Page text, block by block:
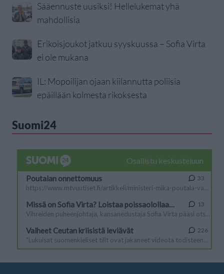
Sääennuste uusiksi! Hellelukemat yhä
mahdollisia
Erikoisjoukot jatkuu syyskuussa – Sofia Virta
ei ole mukana
IL: Mopoilijan ojaan kiilannutta poliisia
epäillään kolmesta rikoksesta
Suomi24